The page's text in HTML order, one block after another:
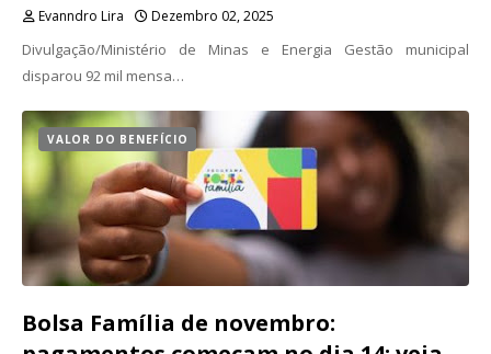
Evanndro Lira Dezembro 02, 2025
Divulgação/Ministério de Minas e Energia Gestão municipal
disparou 92 mil mensa…
VALOR DO BENEFÍCIO
Bolsa Família de novembro: